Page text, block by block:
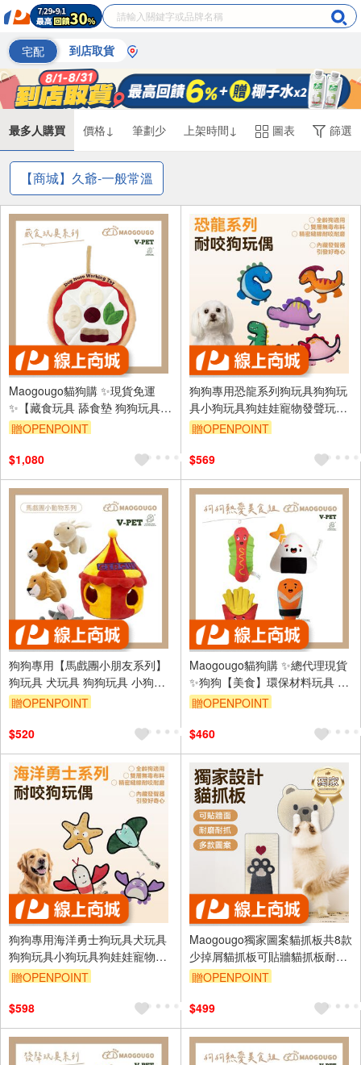
宅配 到店取貨
最多人購買 價格↓ 筆劃少 上架時間↓ 圖表 篩選
【商城】久爺-一般常溫
Maogougo貓狗購 ✨現貨免運
✨【藏食玩具 舔食墊 狗狗玩具】
蕈菇鮮蝦Pizza - 耐咬 耐磨 嗅聞
贈OPENPOINT
$1,080
狗狗專用恐龍系列狗玩具狗狗玩
具小狗玩具狗娃娃寵物發聲玩具
V-PET玩偶＿狗狗專用玩具
贈OPENPOINT
$569
狗狗專用【馬戲團小朋友系列】
狗玩具 犬玩具 狗狗玩具 小狗玩
具 狗娃娃 寵物 發聲玩具 V-PET
贈OPENPOINT
$520
Maogougo貓狗購 ✨總代理現貨
✨狗狗【美食】環保材料玩具 V-
PET 玩偶 （共4款）寵物玩具 狗
贈OPENPOINT
$460
狗狗專用海洋勇士狗玩具犬玩具
狗狗玩具小狗玩具狗娃娃寵物發
聲玩具V-PET玩偶（犬）
贈OPENPOINT
$598
Maogougo獨家圖案貓抓板共8款
少掉屑貓抓板可貼牆貓抓板耐磨
貓抓板貓玩具貓抓板
贈OPENPOINT
$499